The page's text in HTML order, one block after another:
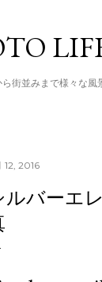
街並みまで様々な風
12, 2016
ルバーエ